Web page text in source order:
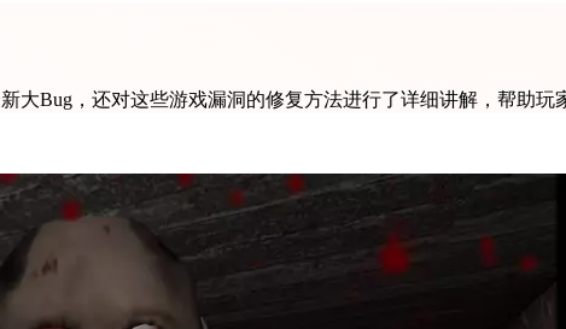
Bug，还对这些游戏漏洞的修复方法进行了详细讲解，帮助玩